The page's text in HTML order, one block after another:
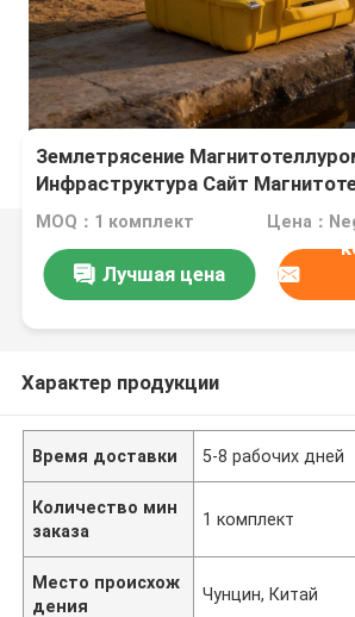
Землетрясение
Инфраструктура Сайт
MOQ：1 комплект Цена：
Лучшая цена
Характер продукции
Время доставки 5-8 рабочих дней
Количество мин
заказа
1 комплект
Место происхож
дения
Чунцин, Китай